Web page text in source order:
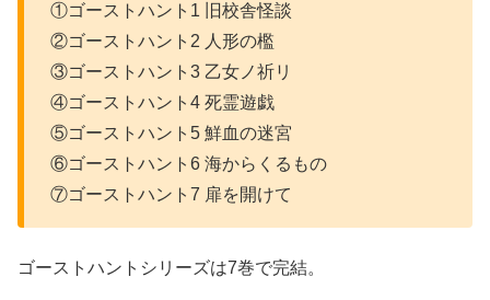
①ゴーストハント1 旧校舎怪談
②ゴーストハント2 人形の檻
③ゴーストハント3 乙女ノ祈リ
④ゴーストハント4 死霊遊戯
⑤ゴーストハント5 鮮血の迷宮
⑥ゴーストハント6 海からくるもの
⑦ゴーストハント7 扉を開けて
ゴーストハントシリーズは7巻で完結。